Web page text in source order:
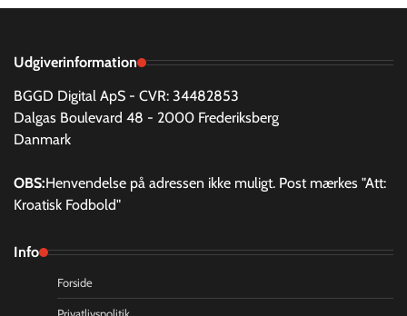
Udgiverinformation
BGGD Digital ApS - CVR: 34482853
Dalgas Boulevard 48 - 2000 Frederiksberg
Danmark
OBS:Henvendelse på adressen ikke muligt. Post mærkes "Att:
Kroatisk Fodbold"
Info
Forside